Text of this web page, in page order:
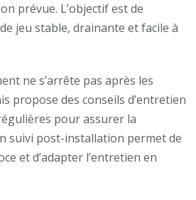
prévue. L’objectif est de
jeu stable, drainante et facile à
ne s’arrête pas après les
propose des conseils d’entretien
pour assurer la
suivi post-installation permet de
et d’adapter l’entretien en